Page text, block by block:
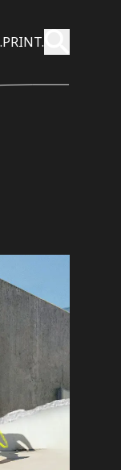
PRINT. Pretraži